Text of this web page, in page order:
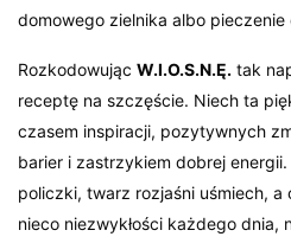
domowego zielnika albo pieczenie
RozkodowującW.I.O.S.N.Ę. tak
receptę na szczęście. Niech ta
czasem inspiracji, pozytywnych
barier i zastrzykiem dobrej
policzki, twarz rozjaśni uśmiech,
nieco niezwykłości każdego dnia,